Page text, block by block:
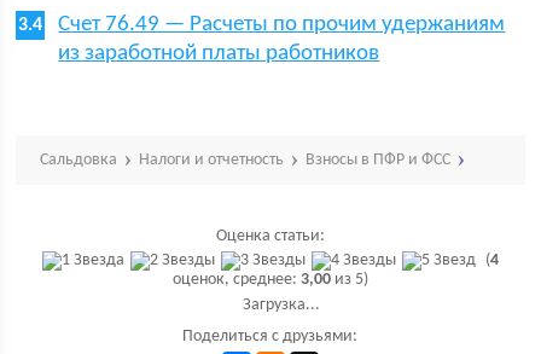
Счет 76.49 — Расчеты по прочим удержаниям
из заработной платы работников
Сальдовка Налоги и отчетность Взносы в ПФР и ФСС
Оценка статьи:
(4
оценок, среднее: 3,00из 5)
Загрузка...
Поделиться с друзьями: